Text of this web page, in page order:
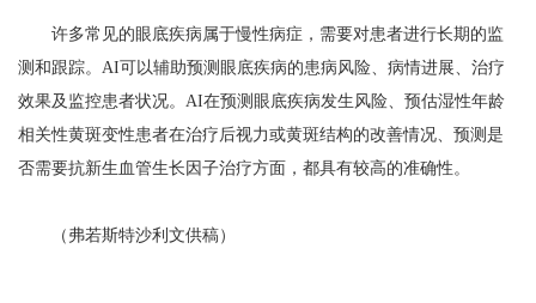
许多常见的眼底疾病属于慢性病症，需要对患者进行长期的监
测和跟踪。AI可以辅助预测眼底疾病的患病风险、病情进展、治疗
效果及监控患者状况。AI在预测眼底疾病发生风险、预估湿性年龄
相关性黄斑变性患者在治疗后视力或黄斑结构的改善情况、预测是
否需要抗新生血管生长因子治疗方面，都具有较高的准确性。
（弗若斯特沙利文供稿）